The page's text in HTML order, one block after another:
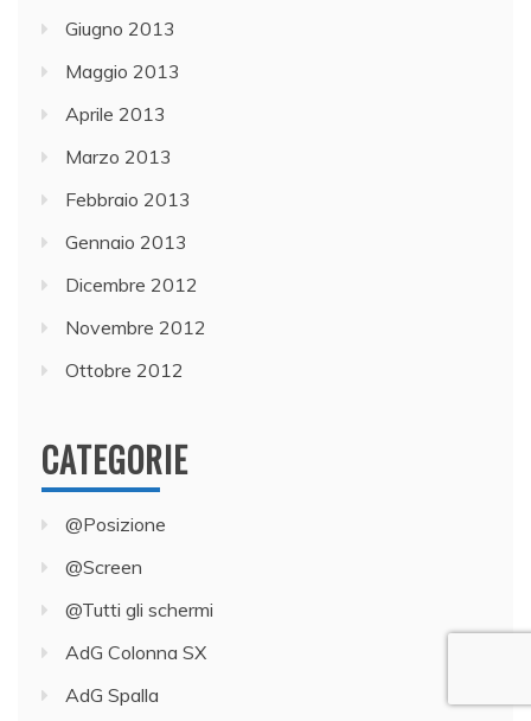
Giugno 2013
Maggio 2013
Aprile 2013
Marzo 2013
Febbraio 2013
Gennaio 2013
Dicembre 2012
Novembre 2012
Ottobre 2012
CATEGORIE
@Posizione
@Screen
@Tutti gli schermi
AdG Colonna SX
AdG Spalla